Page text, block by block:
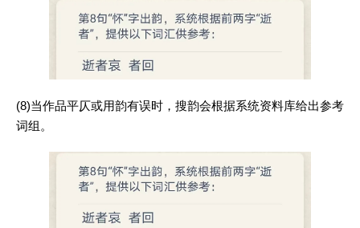
(8)当作品平仄或用韵有误时，搜韵会根据系统资料库给出参考
词组。